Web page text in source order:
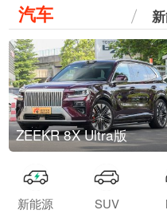
汽车
ZEEKR 8X Ultra版
新能源 SUV